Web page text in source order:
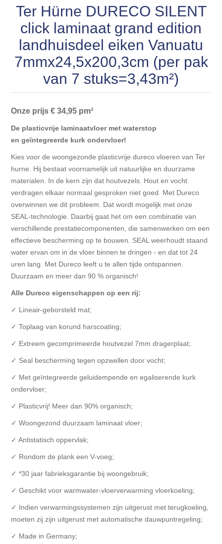
Blokhut opbouwservice
Gevelbekleding NORDHIIL® fijn diep zwart hout voor
prachtige gevels!
Gevelbekleding Woodritch
Gevelbekleding sioo:x & radiata-pine vulcan concept
Gevel-en dakrand bekleding Novalit outdoor® made by
Gevelbekleding HDM outdoor ® weersbestendige
massief click 'N screw gevelpanelen
Toebehoren voor gevelbekleding
Scheepsbodem vloeren o.a. laminaat &
houtlamelparket
Ondervloeren/toebehoren voor laminaat & lamel en
fineerparket
Ondervloeren/toebehoren voor SPC vinyl vloeren
Plinten
Aluminium profielen
Vloeren legservice door professionals
Luxe massief houten wandbekleding
Lijstwerk & Profielen en toebehoren
Ter Hürne DURECO SILENT
click laminaat grand edition
landhuisdeel eiken Vanuatu
7mmx24,5x200,3cm (per pak
van 7 stuks=3,43m²)
Onze prijs € 34,95 pm²
De plasticvrije laminaatvloer met waterstop
en geïntegreerde kurk ondervloer!
Kies voor de woongezonde plasticvrije dureco vloeren van Ter
hurne. Hij bestaat voornamelijk uit natuurlijke en duurzame
materialen. In de kern zijn dat houtvezels. Hout en vocht
verdragen elkaar normaal gesproken niet goed. Met Dureco
overwinnen we dit probleem. Dat wordt mogelijk met onze
SEAL-technologie. Daarbij gaat het om een combinatie van
verschillende prestatiecomponenten, die samenwerken om een
effectieve bescherming op te bouwen. SEAL weerhoudt staand
water ervan om in de vloer binnen te dringen - en dat tot 24
uren lang. Met Dureco leeft u te allen tijde ontspannen.
Duurzaam en meer dan 90 % organisch!
Alle Dureco eigenschappen op een rij:
✓ Lineair-geborsteld mat;
✓ Toplaag van korund harscoating;
✓ Extreem gecomprimeerde houtvezel 7mm dragerplaat;
✓ Seal bescherming tegen opzwellen door vocht;
✓ Met geïntegreerde geluidempende en egaliserende kurk
ondervloer;
✓ Plasticvrij! Meer dan 90% organisch;
✓ Woongezond duurzaam laminaat vloer;
✓ Antistatisch oppervlak;
✓ Rondom de plank een V-voeg;
✓ *30 jaar fabrieksgarantie bij woongebruik;
✓ Geschikt voor warmwater-vloerverwarming vloerkoeling;
✓ Indien verwarmingssystemen zijn uitgerust met terugkoeling,
moeten zij zijn uitgerust met automatische dauwpuntregeling;
✓ Made in Germany;